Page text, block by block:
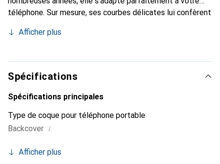
téléphone. Sur mesure, ses courbes délicates lui confèrent
chic et indispensable pour votre smartphone. Reconnaître
marque Noreve est un choix sûr pour une clientèle
exigeante.
Afficher plus
Spécifications
Spécifications principales
Type de coque pour téléphone portable
Backcover i
Afficher plus